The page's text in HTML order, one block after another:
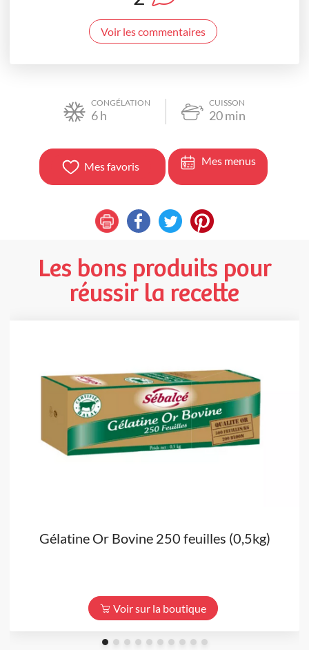
Voir les commentaires
CONGÉLATION
6h
CUISSON
20min
Mes favoris Mes menus
Les bons produits pour
réussir la recette
Gélatine Or Bovine 250 feuilles (0,5kg)
Voir sur la boutique